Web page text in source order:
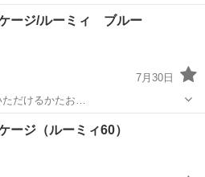
岸駅 ハムスター
ージ/ルーミィ ブルー
7月30日
だけるかたお…
ージ（ルーミィ60）